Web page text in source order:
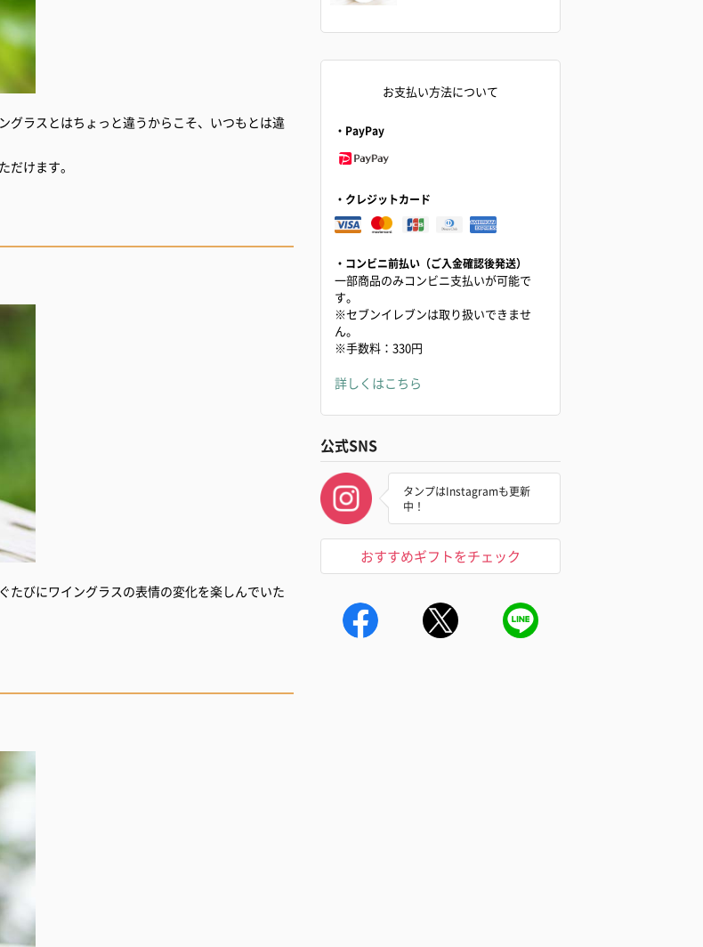
グラスとはちょっと違うからこそ、いつもとは違
けます。
たびにワイングラスの表情の変化を楽しんでいた
お支払い方法について
・PayPay
・クレジットカード
・コンビニ前払い（ご入金確認後発送）
一部商品のみコンビニ支払いが可能で
す。
※セブンイレブンは取り扱いできませ
ん。
※手数料：330円
詳しくはこちら
公式SNS
タンプはInstagramも更新
中！
おすすめギフトをチェック